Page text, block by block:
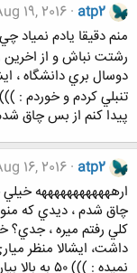
atp2
19, 2016
منم دقيقا يادم نمياد چي زدم بجز
رشتت نباش و از اخرين
دوسال بري دانشگاه ،
تنبلي كردم و خوردم :
پيدا كنم از بس چاق
atp2
16, 2016
ارههههههههههههه
چاق شدم ، ديدي كه
كلي رفتم ميره ، جدي؟
داشت، ايشالا منظر
نميده : ))) ٥٠ به بالا بياري كه حتما مياري ايشالا قبولي تهران